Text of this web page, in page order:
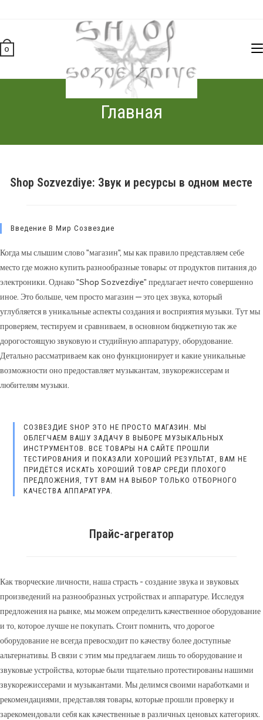
0
Главная
Shop Sozvezdiye: Звук и ресурсы в одном месте
Введение В Мир Созвездие
Когда мы слышим слово "магазин", мы как правило представляем себе
место где можно купить разнообразные товары: от продуктов питания до
электроники. Однако "Shop Sozvezdiye" предлагает нечто совершенно
иное. Это больше, чем просто магазин — это цех звука, который
углубляется в уникальные аспекты создания и восприятия музыки. Тут мы
проверяем, тестируем и сравниваем, в основном бюджетную так же
дорогостоящую звуковую и студийную аппаратуру, оборудование.
Детально рассматриваем как оно функционирует и какие уникальные
возможности оно предоставляет музыкантам, звукорежиссерам и
любителям музыки.
СОЗВЕЗДИЕ SHOP ЭТО НЕ ПРОСТО МАГАЗИН. МЫ
ОБЛЕГЧАЕМ ВАШУ ЗАДАЧУ В ВЫБОРЕ МУЗЫКАЛЬНЫХ
ИНСТРУМЕНТОВ. ВСЕ ТОВАРЫ НА САЙТЕ ПРОШЛИ
ТЕСТИРОВАНИЯ И ПОКАЗАЛИ ХОРОШИЙ РЕЗУЛЬТАТ, ВАМ НЕ
ПРИДЁТСЯ ИСКАТЬ ХОРОШИЙ ТОВАР СРЕДИ ПЛОХОГО
ПРЕДЛОЖЕНИЯ, ТУТ ВАМ НА ВЫБОР ТОЛЬКО ОТБОРНОГО
КАЧЕСТВА АППАРАТУРА.
Прайс-агрегатор
Как творческие личности, наша страсть - создание звука и звуковых
произведений на разнообразных устройствах и аппаратуре. Исследуя
предложения на рынке, мы можем определить качественное оборудование
и то, которое лучше не покупать. Стоит помнить, что дорогое
оборудование не всегда превосходит по качеству более доступные
альтернативы. В связи с этим мы предлагаем лишь то оборудование и
звуковые устройства, которые были тщательно протестированы нашими
звукорежиссерами и музыкантами. Мы делимся своими наработками и
рекомендациями, представляя товары, которые прошли проверку и
зарекомендовали себя как качественные в различных ценовых категориях.